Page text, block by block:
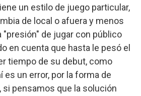
un estilo de juego particular,
de local o afuera y menos
"presión" de jugar con público
en cuenta que hasta le pesó el
tiempo de su debut, como
es un error, por la forma de
si pensamos que la solución